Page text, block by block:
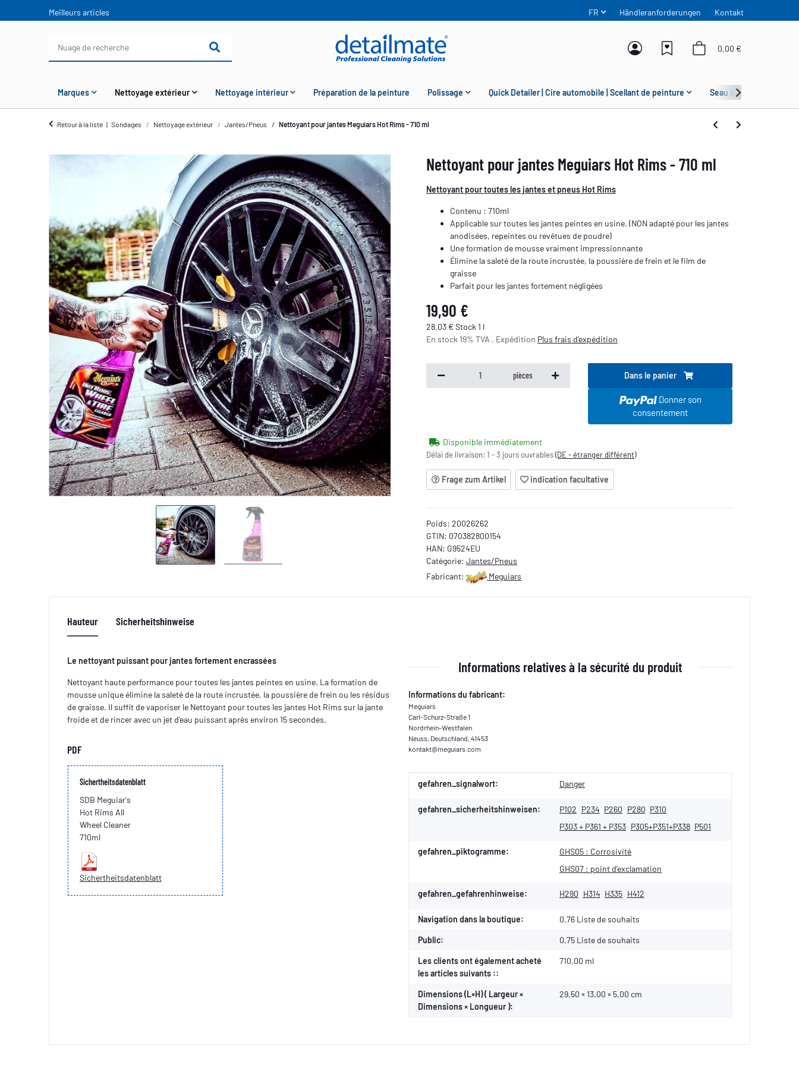
FR Händleranforderungen Kontakt
Meilleurs articles
0,00 €
Marques Nettoyage extérieur Nettoyage intérieur Préparation de la peinture Polissage Quick Detailer | Cire automobile | Scellant de peinture Seau & Grit Guard
Retour à la liste Sondages Nettoyage extérieur Jantes/Pneus Nettoyant pour jantes Meguiars Hot Rims - 710 ml
Nettoyant pour jantes Meguiars Hot Rims - 710 ml
Nettoyant pour toutes les jantes et pneus Hot Rims
Contenu : 710ml
Applicable sur toutes les jantes peintes en usine. (NON adapté pour les jantes
anodisées, repeintes ou revêtues de poudre)
Une formation de mousse vraiment impressionnante
Élimine la saleté de la route incrustée, la poussière de frein et le film de
graisse
Parfait pour les jantes fortement négligées
19,90 €
28,03 € Stock 1 l
En stock 19% TVA , Expédition Plus frais d'expédition
pièces Dans le panier
Donner son
consentement
Disponible immédiatement
Délai de livraison: 1 - 3 jours ouvrables(DE - étranger différent)
Frage zum Artikel indication facultative
Poids: 20026262
GTIN: 070382800154
HAN: G9524EU
Catégorie: Jantes/Pneus
Fabricant:
Meguiars
Hauteur Sicherheitshinweise
Le nettoyant puissant pour jantes fortement encrassées
Nettoyant haute performance pour toutes les jantes peintes en usine. La formation de
mousse unique élimine la saleté de la route incrustée, la poussière de frein ou les résidus
de graisse. Il suffit de vaporiser le Nettoyant pour toutes les jantes Hot Rims sur la jante
froide et de rincer avec un jet d'eau puissant après environ 15 secondes.
PDF
Sichertheitsdatenblatt
SDB Meguiar's
Hot Rims All
Wheel Cleaner
710ml
Sichertheitsdatenblatt
Informations relatives à la sécurité du produit
Informations du fabricant:
Meguiars
Carl-Schurz-Straße 1
Nordrhein-Westfalen
Neuss, Deutschland, 41453
kontakt@meguiars.com
Valeur
Fabricant
gefahren_signalwort: Danger
gefahren_sicherheitshinweisen: P102 P234 P260 P280 P310
P303 + P361 + P353 P305+P351+P338 P501
gefahren_piktogramme:
GHS05 : Corrosivité
GHS07 : point d'exclamation
gefahren_gefahrenhinweise: H290 H314 H335 H412
Navigation dans la boutique: 0,76 Liste de souhaits
Public: 0,75 Liste de souhaits
Les clients ont également acheté
les articles suivants ::
710,00 ml
Dimensions (L×H) ( Largeur ×
Dimensions × Longueur ):
29,50 × 13,00 × 5,00 cm